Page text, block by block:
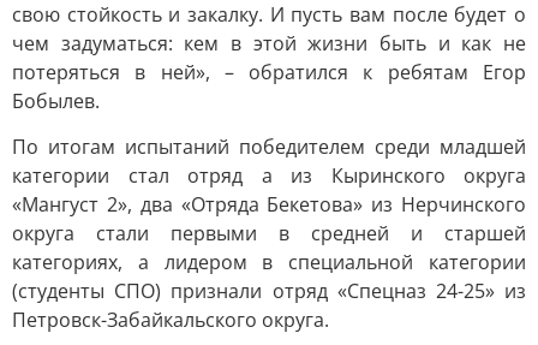
свою стойкость и закалку. И пусть вам после будет о
чем задуматься: кем в этой жизни быть и как не
потеряться в ней», – обратился к ребятам Егор
Бобылев.
По итогам испытаний победителем среди младшей
категории стал отряд а из Кыринского округа
«Мангуст 2», два «Отряда Бекетова» из Нерчинского
округа стали первыми в средней и старшей
категориях, а лидером в специальной категории
(студенты СПО) признали отряд «Спецназ 24-25» из
Петровск-Забайкальского округа.